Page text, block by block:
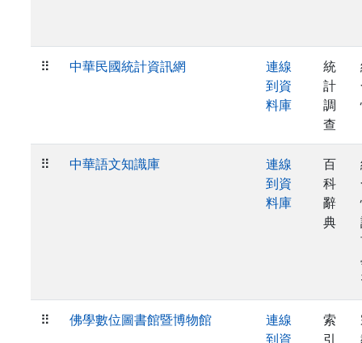
⠿ 中華民國統計資訊網
連線
到資
料庫
統
計
調
查
⠿ 中華語文知識庫
連線
到資
料庫
百
科
辭
典
⠿ 佛學數位圖書館暨博物館
連線
到資
索
引